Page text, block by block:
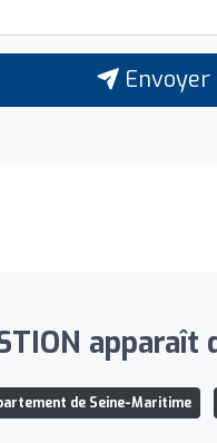
Envoyer
de Seine-Maritime